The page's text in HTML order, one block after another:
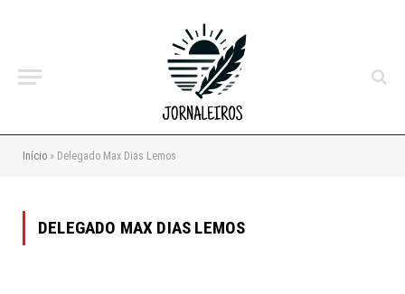
Início » Delegado Max Dias Lemos
DELEGADO MAX DIAS LEMOS